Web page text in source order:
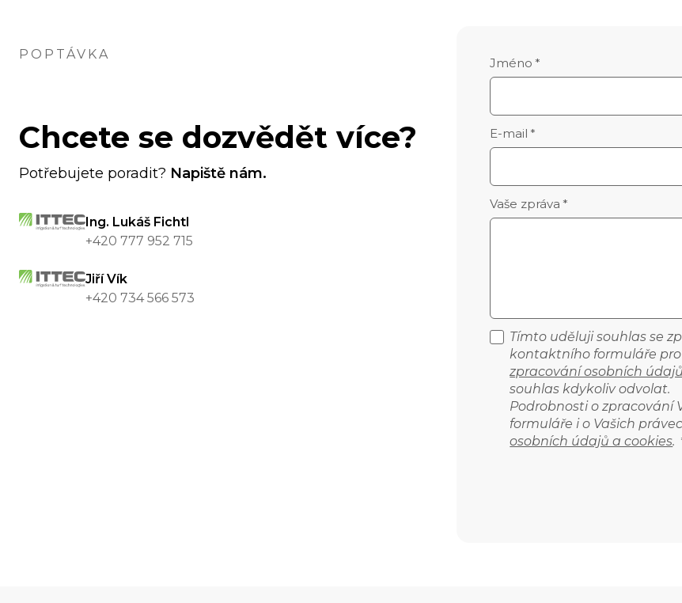
POPTÁVKA
Chcete se dozvědět více?
Potřebujete poradit? Napiště nám.
Ing. Lukáš Fichtl
+420 777 952 715
Jiří Vík
+420 734 566 573
Jméno *
E-mail *
Vaše zpráva *
Tímto uděluji souhlas se
kontaktního formuláře
zpracování osobních
souhlas kdykoliv odvolat.
Podrobnosti o zpracování
formuláře i o Vašich
osobních údajů a cookies.